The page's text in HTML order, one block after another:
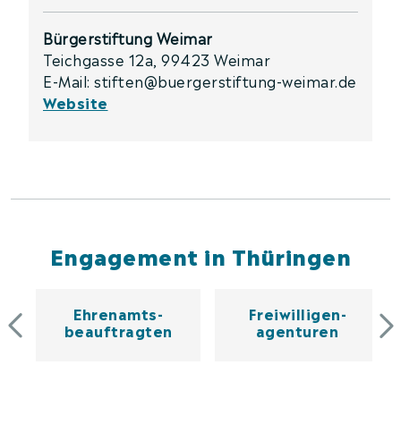
Bürgerstiftung Weimar
Teichgasse 12a, 99423 Weimar
E-Mail: stiften@buergerstiftung-weimar.de
Website
Engagement in Thüringen
Ehrenamts­
beauftragten
Freiwilligen­
agenturen